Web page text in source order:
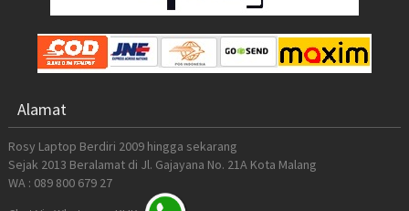
Alamat
Rosy Laptop Berdiri 2009 hingga sekarang
Sejak 2013 Beralamat di Jl. Gajayana No. 21A Kota Malang
WA : 089 800 679 27